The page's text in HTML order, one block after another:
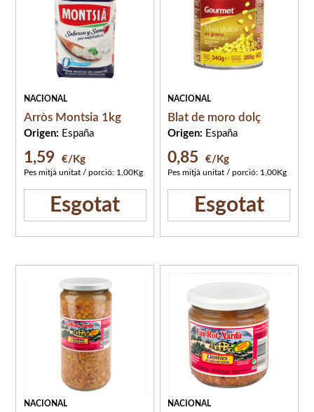
NACIONAL
Arròs Montsia 1kg
Origen: España
1,59 €/Kg
Pes mitjà unitat / porció: 1,00Kg
Esgotat
NACIONAL
Blat de moro dolç
Origen: España
0,85 €/Kg
Pes mitjà unitat / porció: 1,00Kg
Esgotat
NACIONAL NACIONAL